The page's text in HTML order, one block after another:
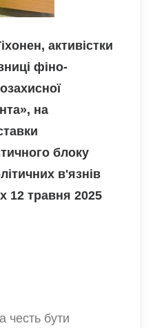
активістки
фіно-
на
блоку
в'язнів
12 травня 2025
честь бути